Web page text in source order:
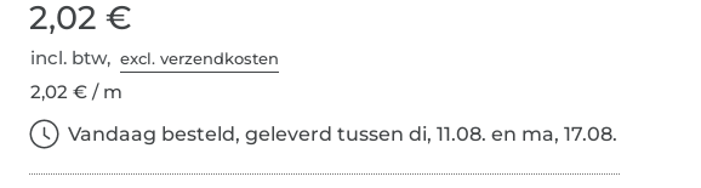
2,02 €
incl. btw,excl. verzendkosten
2,02 € / m
Vandaag besteld, geleverd tussen di, 11.08. en ma, 17.08.